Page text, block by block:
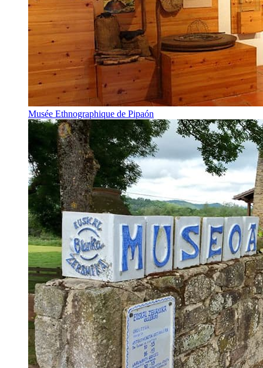
Musée Ethnographique de Pipaón